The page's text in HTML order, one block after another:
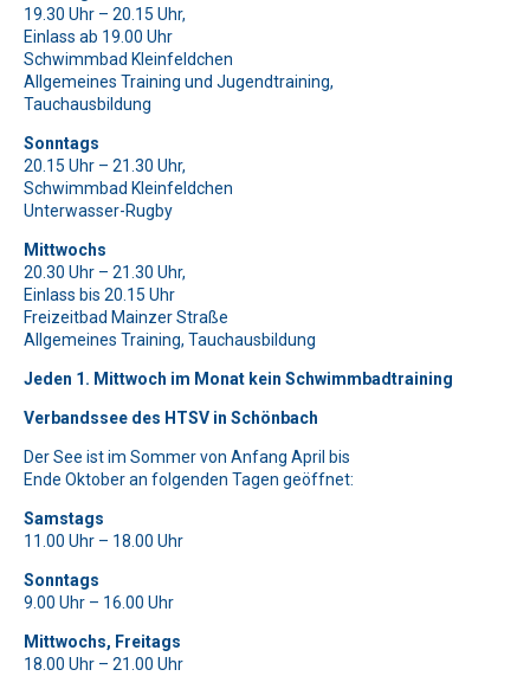
Haus.
Schlüssel
Bitte lasse dieses Feld leer.
Bitte beweise, dass du kein Spambot bist und wähle das Symbol
Auto.
Bitte lasse dieses Feld leer.
Bitte beweise, dass du kein Spambot bist und wähle das Symbol
Herz.
Bitte lasse dieses Feld leer.
Bitte beweise, dass du kein Spambot bist und wähle das Symbol
Haus.
Bitte lasse dieses Feld leer.
Bitte beweise, dass du kein Spambot bist und wähle das Symbol
Haus.
Bitte lasse dieses Feld leer.
Bitte beweise, dass du kein Spambot bist und wähle das Symbol
Schlüssel.
19.30 Uhr – 20.15 Uhr,
Einlass ab 19.00 Uhr
Schwimmbad Kleinfeldchen
Allgemeines Training und Jugendtraining,
Tauchausbildung
Sonntags
20.15 Uhr – 21.30 Uhr,
Schwimmbad Kleinfeldchen
Unterwasser-Rugby
Mittwochs
20.30 Uhr – 21.30 Uhr,
Einlass bis 20.15 Uhr
Freizeitbad Mainzer Straße
Allgemeines Training, Tauchausbildung
Jeden 1. Mittwoch im Monat kein Schwimmbadtraining
Verbandssee des HTSV in Schönbach
Der See ist im Sommer von Anfang April bis
Ende Oktober an folgenden Tagen geöffnet:
Samstags
11.00 Uhr – 18.00 Uhr
Sonntags
9.00 Uhr – 16.00 Uhr
Mittwochs, Freitags
18.00 Uhr – 21.00 Uhr